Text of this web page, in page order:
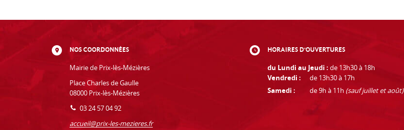
NOS COORDONNÉES
Mairie de Prix-lès-Mézières
Place Charles de Gaulle
08000 Prix-lès-Mézières
03 24 57 04 92
accueil@prix-les-mezieres.fr
HORAIRES D'OUVERTURES
du Lundi au Jeudi : de 13h30 à 18h
Vendredi :
de 13h30 à 17h
Samedi :
de 9h à 11h (sauf juillet et août)